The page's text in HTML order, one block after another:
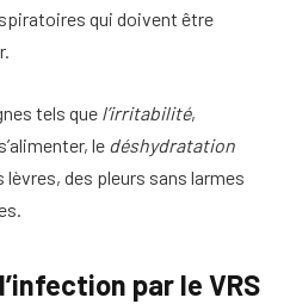
qui doivent être
tels que l’irritabilité,
le déshydratation
des pleurs sans larmes
par le VRS